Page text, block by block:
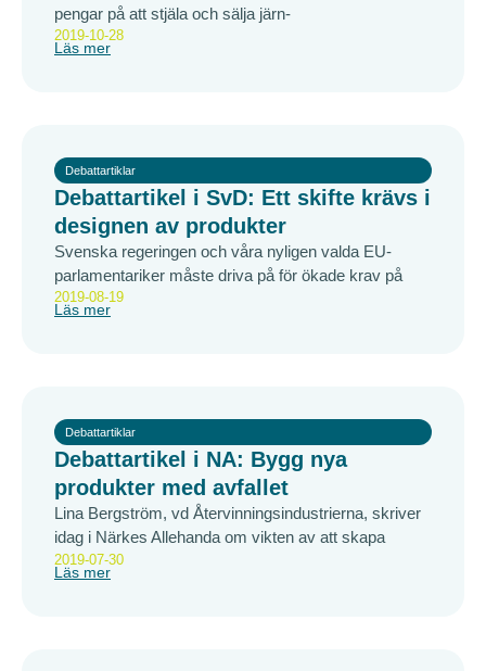
pengar på att stjäla och sälja järn-
2019-10-28
Läs mer
Debattartiklar
Debattartikel i SvD: Ett skifte krävs i
designen av produkter
Svenska regeringen och våra nyligen valda EU-
parlamentariker måste driva på för ökade krav på
2019-08-19
Läs mer
Debattartiklar
Debattartikel i NA: Bygg nya
produkter med avfallet
Lina Bergström, vd Återvinningsindustrierna, skriver
idag i Närkes Allehanda om vikten av att skapa
2019-07-30
Läs mer